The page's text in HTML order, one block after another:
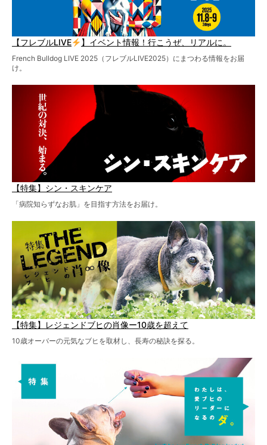
【フレブルLIVE 】イベント情報！行こうぜ、リアルに。
French Bulldog LIVE 2025（フレブルLIVE2025）にまつわる情報をお届
け。
【特集】シン・スキンケア
「病院知らずなお肌」を目指す方法をお届け。
【特集】レジェンドブヒの肖像ー10歳を超えて
10歳オーバーの元気なブヒを取材し、長寿の秘訣を探る。